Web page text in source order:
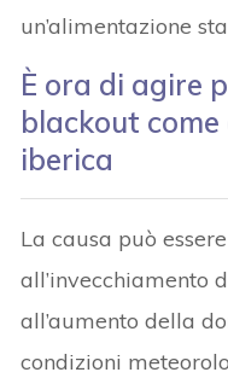
un’alimentazione
È ora di agire
blackout
iberica
La causa può
all’invecchiamento
all’aumento della
condizioni